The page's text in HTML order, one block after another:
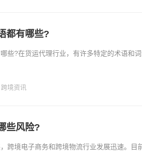
都有哪些?
些?在货运代理行业，有许多特定的术语和
跨境资讯
些风险?
跨境电子商务和跨境物流行业发展迅速。目